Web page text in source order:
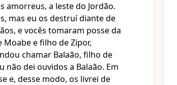
amorreus, a leste do Jordão.
mas eu os destruí diante de
e vocês tomaram posse da
Moabe e filho de Zipor,
chamar Balaão, filho de
não dei ouvidos a Balaão. Em
e, desse modo, os livrei de